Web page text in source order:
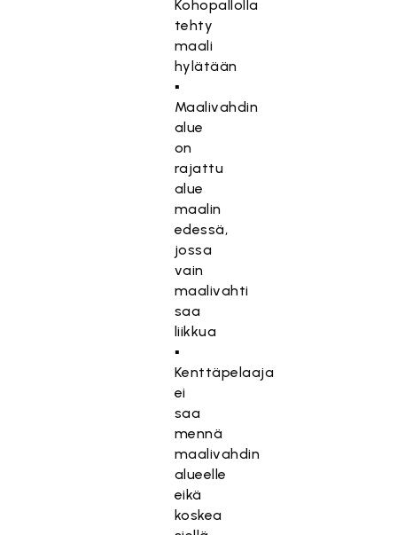
Kohopallolla
tehty
maali
hylätään
▪
Maalivahdin
alue
on
rajattu
alue
maalin
edessä,
jossa
vain
maalivahti
saa
liikkua
▪
Kenttäpelaaja
ei
saa
mennä
maalivahdin
alueelle
eikä
koskea